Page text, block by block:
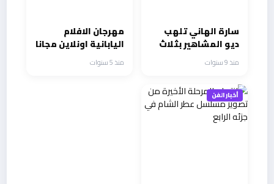
سارة الهاني تلهب
ديو المشاهير بثلاث
أغنيات.. وهذا ما قاله
فارس الأغنية
منذ 9 سنوات
مهرجان الافلام
اليابانية اونلاين مجانا
من 26فبراير الي
7مارس
منذ 5 سنوات
أخبار الفن